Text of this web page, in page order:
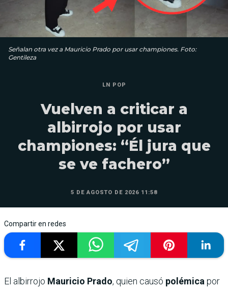
Señalan otra vez a Mauricio Prado por usar championes. Foto:
Gentileza
LN POP
Vuelven a criticar a
albirrojo por usar
championes: “Él jura que
se ve fachero”
5 DE AGOSTO DE 2026 11:58
Compartir en redes
El albirrojo Mauricio Prado, quien causó polémica por